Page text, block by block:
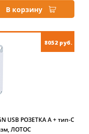
В корзину
8052 руб.
USB РОЗЕТКА A + тип-C
ЛОТОС